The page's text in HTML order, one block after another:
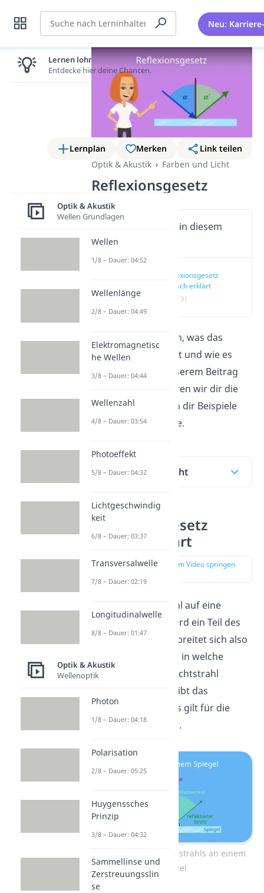
Suche Neu:
Lernplan Merken
Link teilen
Optik & Akustik
Farben und Licht
Reflexionsgesetz
Wichtige Inhalte in diesem
Video
Reflexionsgesetz
einfach erklärt
(00:13)
Du möchtest wissen, was das
Reflexionsgesetz
ist und wie es
funktioniert? In unserem Beitrag
erklären wir dir die
Formel und bringen dir Beispiele
aus dem Alltag nahe.
Inhaltsübersicht
Reflexionsgesetz
einfach erklärt
zur Stelle im Video springen
Wenn ein Lichtstrahl auf eine
Oberfläche trifft, wird ein Teil des
Lichtesreflektiert,
breitet sich also
weiter aus. Wie und in welche
Richtung sich der Lichtstrahl
ausbreitet, beschreibt das
Reflexionsgesetz. Es gilt für die
Reflexion von Licht .
Reflexion eines Lichtstrahls an einem
Spiegel
Lernen lohnt sich!
Entdecke hier deine Chancen.
Optik & Akustik
Wellen Grundlagen
Wellen
1/8 – Dauer: 04:52
Wellenlänge
2/8 – Dauer: 04:49
Elektromagnetisc
he Wellen
3/8 – Dauer: 04:44
Wellenzahl
4/8 – Dauer: 03:54
Photoeffekt
5/8 – Dauer: 04:32
Lichtgeschwindig
keit
6/8 – Dauer: 03:37
Transversalwelle
7/8 – Dauer: 02:19
Longitudinalwelle
8/8 – Dauer: 01:47
Optik & Akustik
Wellenoptik
Photon
1/8 – Dauer: 04:18
Polarisation
2/8 – Dauer: 05:25
Huygenssches
Prinzip
3/8 – Dauer: 04:32
Sammellinse und
Zerstreuungsslin
se